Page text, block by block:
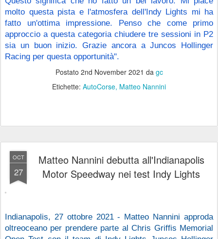
molto questa pista e l'atmosfera dell'Indy Lights mi ha
fatto un'ottima impressione. Penso che come primo
approccio a questa categoria chiudere tre sessioni in P2
sia un buon inizio. Grazie ancora a Juncos Hollinger
Racing per questa opportunità".
Postato 2nd November 2021 da gc
Etichette: AutoCorse Matteo Nannini
OCT
27
Matteo Nannini debutta all'Indianapolis
Motor Speedway nei test Indy Lights
Indianapolis, 27 ottobre 2021 - Matteo Nannini approda
oltreoceano per prendere parte al Chris Griffis Memorial